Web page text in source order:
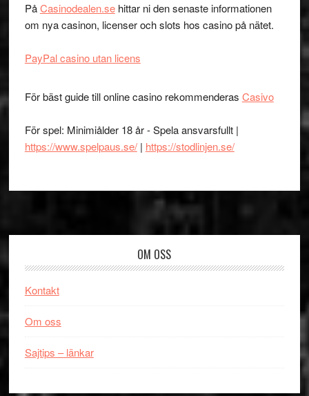
PåCasinodealen.sehittar ni den senaste informationen
om nya casinon, licenser och slots hos casino på nätet.
PayPal casino utan licens
För bäst guide till online casino rekommenderas Casivo
För spel: Minimiålder 18 år - Spela ansvarsfullt |
https://www.spelpaus.se/| https://stodlinjen.se/
OM OSS
Kontakt
Om oss
Sajtips – länkar